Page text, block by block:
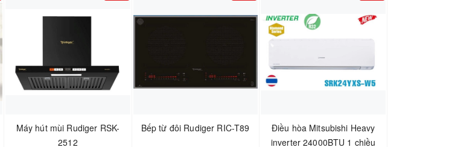
Máy hút mùi Rudiger RSK-
2512
Bếp từ đôi Rudiger RIC-T89
Điều hòa Mitsubishi Heavy
inverter 24000BTU 1 chiều